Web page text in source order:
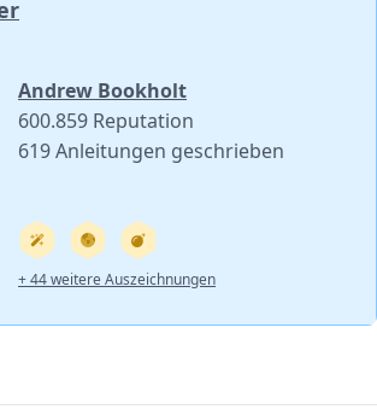
Andrew Bookholt
600.859 Reputation
619 Anleitungen geschrieben
+ 44 weitere Auszeichnungen